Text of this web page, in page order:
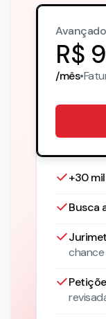
Avançado
R$
/mês•
+30
Busca